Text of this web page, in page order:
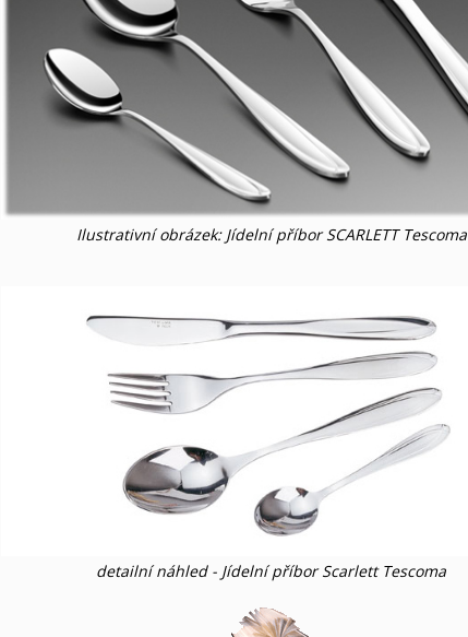
Ilustrativní obrázek: Jídelní příbor SCARLETT Tescoma
detailní náhled - Jídelní příbor Scarlett Tescoma